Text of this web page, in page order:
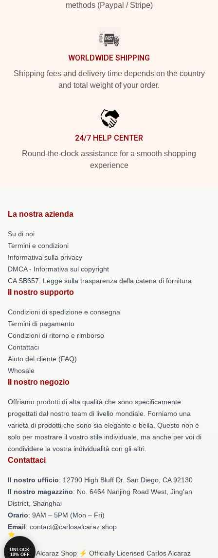
methods (Paypal / Stripe)
WORLDWIDE SHIPPING
Shipping fees and delivery time depends on the country
and total weight of your order.
24/7 HELP CENTER
Round-the-clock assistance for a smooth shopping
experience
La nostra azienda
Su di noi
Termini e condizioni
Informativa sulla privacy
DMCA - Informativa sul copyright
CA SB657: Legge sulla trasparenza della catena di fornitura
Il nostro supporto
Condizioni di spedizione e consegna
Termini di pagamento
Condizioni di ritorno e rimborso
Contattaci
Aiuto del cliente (FAQ)
Whosale
Il nostro negozio
Offriamo prodotti di alta qualità che sono specificamente
progettati dal nostro team di livello mondiale. Forniamo una
varietà di prodotti che sono sia elegante e bella. Questo non è
solo per mostrare il vostro stile individuale, ma anche per voi di
condividere la vostra individualità con gli altri.
Contattaci
Il nostro ufficio: 12790 High Bluff Dr. San Diego, CA 92130
Il nostro magazzino: No. 6464 Nanjing Road West, Jing'an
District, Shanghai
Orario: 9AM – 5PM (Mon – Fri)
Email: contact@carlosalcaraz.shop
© Carlos Alcaraz Shop ⚡️ Officially Licensed Carlos Alcaraz
UNLOCK
10% OFF